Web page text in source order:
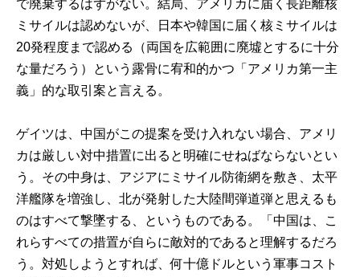
で廃棄するはずがない。結局、アメリカに届く長距離核
ミサイルは認めないが、日本や韓国に届く核ミサイルは
20発程度まで認める（両国を広範囲に廃墟とするに十分
な量だろう）という露骨に宥和的かつ「アメリカ第一主
義」的な取引案と言える。
ゲイツは、中国がこの提案を受け入れない場合、アメリ
カは厳しい対中措置に出ると明確にせねばならないとい
う。その中身は、アジアにミサイル防衛網を敷き、太平
洋艦隊を増強し、北が発射した大陸間弾道弾と思えるも
のはすべて撃墜する、というものである。「中国は、こ
れらすべての措置が自らに敵対的であると理解するだろ
う。対処しようとすれば、何十億ドルという軍事コスト